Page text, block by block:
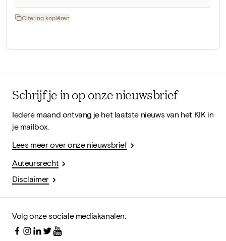
Citering kopiëren
Schrijf je in op onze nieuwsbrief
Iedere maand ontvang je het laatste nieuws van het KIK in
je mailbox.
Lees meer over onze nieuwsbrief
Auteursrecht
Disclaimer
Volg onze sociale mediakanalen: